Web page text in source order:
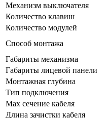
Механизм выключателя
Количество клавиш
Количество модулей
Способ монтажа
Габариты механизма
Габариты лицевой панели
Монтажная глубина
Тип подключения
Max сечение кабеля
Длина зачистки кабеля